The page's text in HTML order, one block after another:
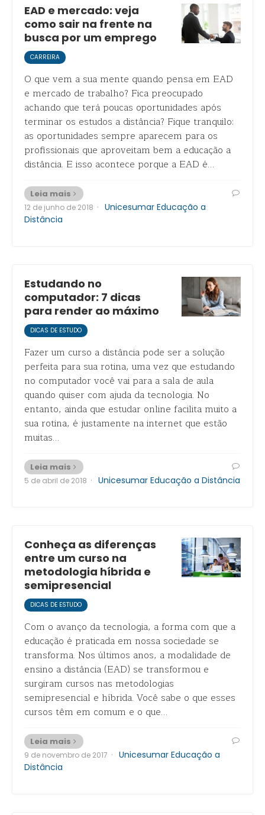
EAD e mercado: veja
como sair na frente na
busca por um emprego
CARREIRA
O que vem a sua mente quando pensa em EAD
e mercado de trabalho? Fica preocupado
achando que terá poucas oportunidades após
terminar os estudos a distância? Fique tranquilo:
as oportunidades sempre aparecem para os
profissionais que aproveitam bem a educação a
distância. E isso acontece porque a EAD é…
Leia mais
12 de junho de 2018 · Unicesumar Educação a
Distância
Estudando no
computador: 7 dicas
para render ao máximo
DICAS DE ESTUDO
Fazer um curso a distância pode ser a solução
perfeita para sua rotina, uma vez que estudando
no computador você vai para a sala de aula
quando quiser com ajuda da tecnologia. No
entanto, ainda que estudar online facilita muito a
sua rotina, é justamente na internet que estão
muitas…
Leia mais
5 de abril de 2018 · Unicesumar Educação a Distância
Conheça as diferenças
entre um curso na
metodologia híbrida e
semipresencial
DICAS DE ESTUDO
Com o avanço da tecnologia, a forma com que a
educação é praticada em nossa sociedade se
transforma. Nos últimos anos, a modalidade de
ensino a distância (EAD) se transformou e
surgiram cursos nas metodologias
semipresencial e híbrida. Você sabe o que esses
cursos têm em comum e o que…
Leia mais
9 de novembro de 2017 · Unicesumar Educação a
Distância